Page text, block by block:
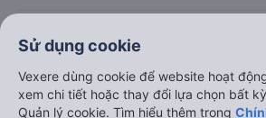
Trở thành đối tác
Đối tác thanh toán
Sử dụng cookie
Vexere dùng cookie để website hoạt
xem chi tiết hoặc thay đổi lựa chọn bất
Quản lý cookie. Tìm hiểu thêm trong